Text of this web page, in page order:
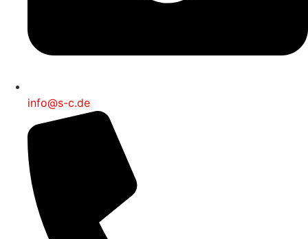
info@s-c.de